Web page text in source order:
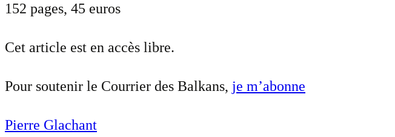
152 pages, 45 euros
Cet article est en accès libre.
Pour soutenir le Courrier des Balkans, je m’abonne
Pierre Glachant